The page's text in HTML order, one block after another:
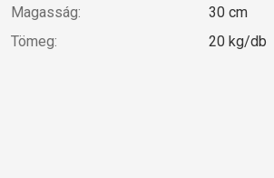
Magasság:
30 cm
Tömeg:
20 kg/db